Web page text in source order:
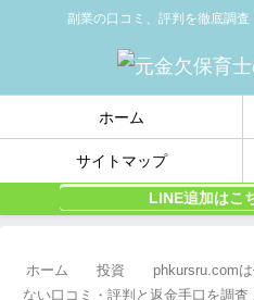
副業の口コミ、評判を徹底調
ホーム
サイトマップ
LINE追加は
ホーム 投資
phkursru.com
ない口コミ・評判と返金手口を調査